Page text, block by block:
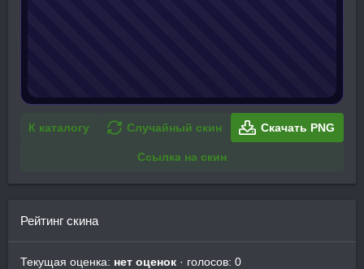
К каталогу Случайный скин Скачать PNG
Ссылка на скин
Рейтинг скина
Текущая оценка: нет оценок · голосов: 0